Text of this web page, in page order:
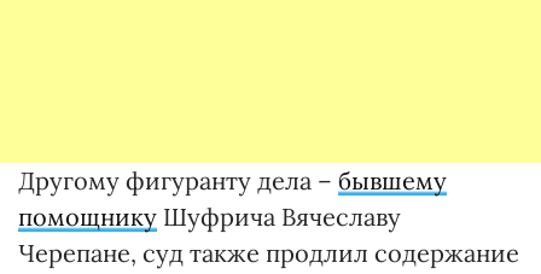
Другому фигуранту дела – бывшему
помощнику Шуфрича Вячеславу
Черепане, суд также продлил содержание